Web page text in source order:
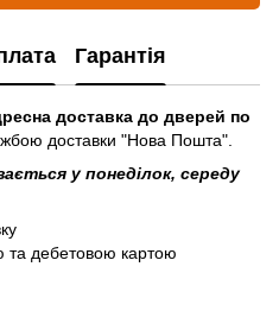
Гарантія
доставка до дверей по
доставки "Нова Пошта".
у понеділок, середу
дебетовою картою